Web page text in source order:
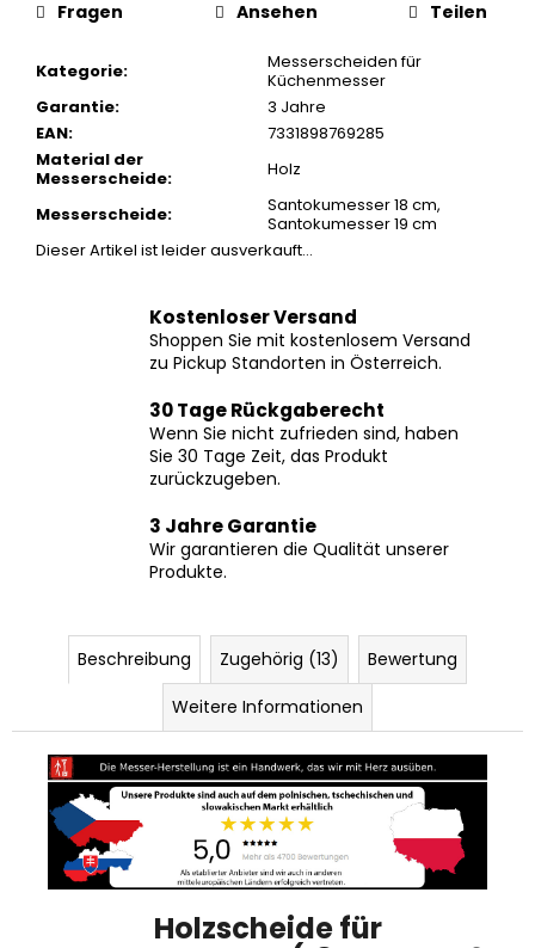
Kategorie:
Messerscheiden für
Küchenmesser
Garantie:
3 Jahre
EAN:
7331898769285
Material der
Messerscheide:
Holz
Messerscheide: Santokumesser 18 cm,
Santokumesser 19 cm
Dieser Artikel ist leider ausverkauft…
Fragen Ansehen Teilen
Kostenloser Versand
Shoppen Sie mit kostenlosem Versand
zu Pickup Standorten in Österreich.
30 Tage Rückgaberecht
Wenn Sie nicht zufrieden sind, haben
Sie 30 Tage Zeit, das Produkt
zurückzugeben.
3 Jahre Garantie
Wir garantieren die Qualität unserer
Produkte.
Beschreibung Zugehörig (13)
Bewertung
Weitere Informationen
Holzscheide für